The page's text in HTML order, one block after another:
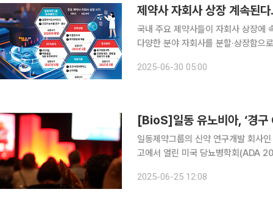
제약사 자회사 상장 계속된
국내 주요 제약사들이 자회사 상장에
다양한 분야 자회사를 분할·상장함으
분 일부를 투자자에 매각하며 상장 작
2025-06-30 05:00
[BioS]일동 유노비아, ‘경구
일동제약그룹의 신약 연구개발 회사
고에서 열린 미국 당뇨병학회(ADA
ID110521156의 임상1상 단회투여
2025-06-25 12:08